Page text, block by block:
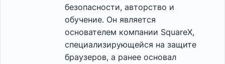
безопасности, авторство и
обучение. Он является
основателем компании SquareX,
специализирующейся на защите
браузеров, а ранее основал